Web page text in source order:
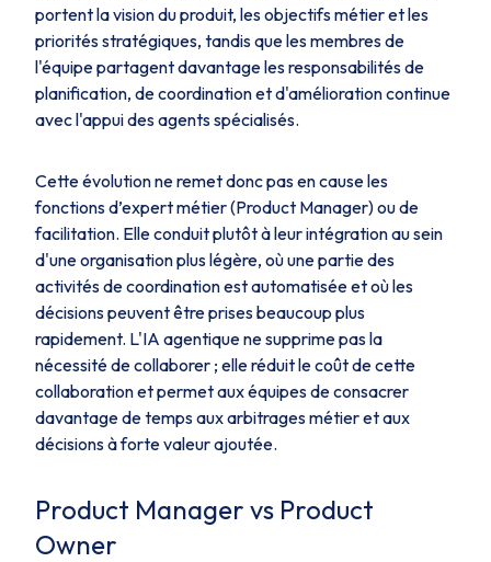
portent la vision du produit, les objectifs métier et les
priorités stratégiques, tandis que les membres de
l'équipe partagent davantage les responsabilités de
planification, de coordination et d'amélioration continue
avec l'appui des agents spécialisés.
Cette évolution ne remet donc pas en cause les
fonctions d’expert métier (Product Manager) ou de
facilitation. Elle conduit plutôt à leur intégration au sein
d'une organisation plus légère, où une partie des
activités de coordination est automatisée et où les
décisions peuvent être prises beaucoup plus
rapidement. L'IA agentique ne supprime pas la
nécessité de collaborer ; elle réduit le coût de cette
collaboration et permet aux équipes de consacrer
davantage de temps aux arbitrages métier et aux
décisions à forte valeur ajoutée.
Product Manager vs Product
Owner